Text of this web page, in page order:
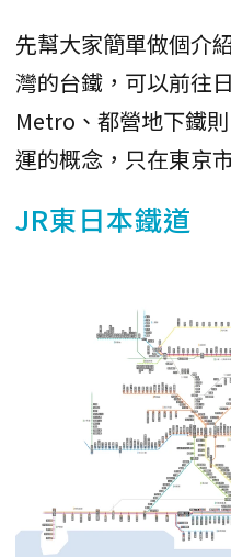
先幫大家簡單做個介
灣的台鐵，可以前往
Metro、都營地下鐵
運的概念，只在東京
JR東日本鐵道